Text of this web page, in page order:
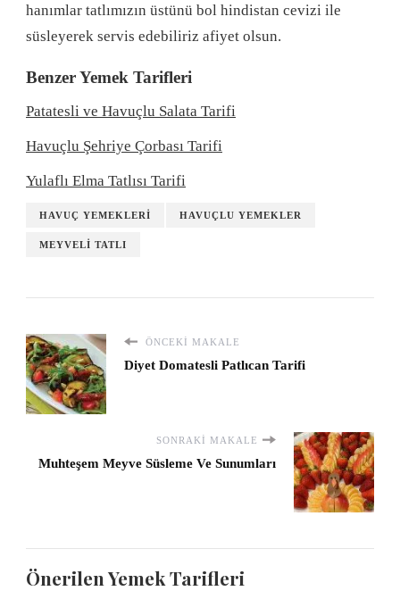
hanımlar tatlımızın üstünü bol hindistan cevizi ile
süsleyerek servis edebiliriz afiyet olsun.
Benzer Yemek Tarifleri
Patatesli ve Havuçlu Salata Tarifi
Havuçlu Şehriye Çorbası Tarifi
Yulaflı Elma Tatlısı Tarifi
HAVUÇ YEMEKLERI HAVUÇLU YEMEKLER
MEYVELI TATLI
ÖNCEKI MAKALE
Diyet Domatesli Patlıcan Tarifi
SONRAKI MAKALE
Muhteşem Meyve Süsleme Ve Sunumları
Önerilen Yemek Tarifleri